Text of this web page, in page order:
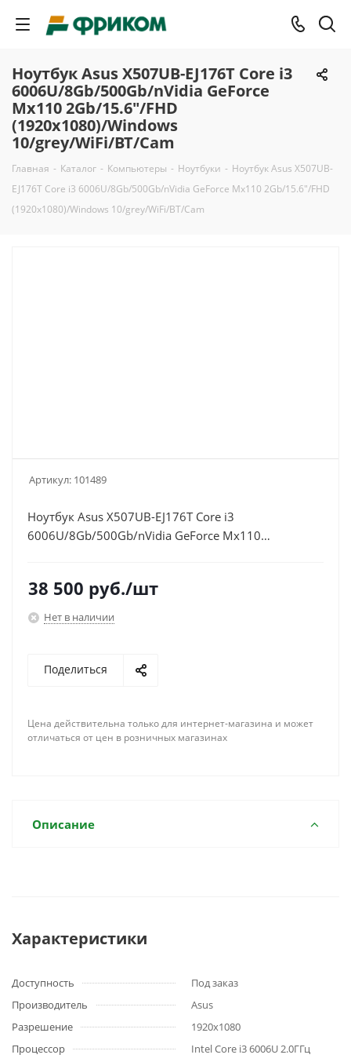
Ноутбук Asus X507UB-EJ176T Core i3
6006U/8Gb/500Gb/nVidia GeForce
Mx110 2Gb/15.6"/FHD
(1920x1080)/Windows
10/grey/WiFi/BT/Cam
Главная - Каталог - Компьютеры - Ноутбуки - Ноутбук Asus X507UB-
EJ176T Core i3 6006U/8Gb/500Gb/nVidia GeForce Mx110 2Gb/15.6"/FHD
(1920x1080)/Windows 10/grey/WiFi/BT/Cam
Артикул: 101489
Ноутбук Asus X507UB-EJ176T Core i3
6006U/8Gb/500Gb/nVidia GeForce Mx110
38 500 руб./шт
Нет в наличии
Поделиться
Цена действительна только для интернет-магазина и может
отличаться от цен в розничных магазинах
Описание
Характеристики
Доступность
Под заказ
Производитель
Asus
Разрешение
1920x1080
Процессор
Intel Core i3 6006U 2.0ГГц